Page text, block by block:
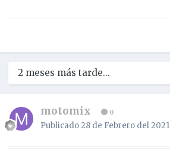
2 meses más tarde...
motomix 0
Publicado28 de Febrero del 2021